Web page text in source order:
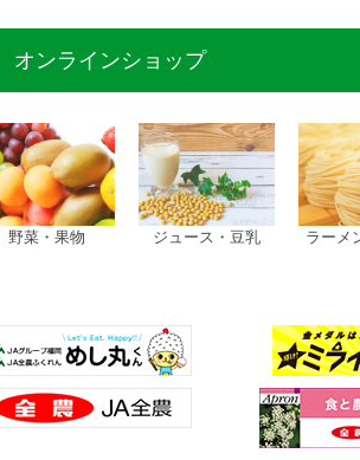
オンラインショップ
ジュース・豆乳 ラーメン・うどん
辛子明